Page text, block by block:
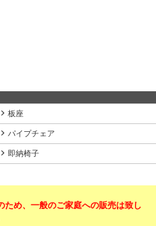
板座
パイプチェア
即納椅子
ため、一般のご家庭への販売は致し